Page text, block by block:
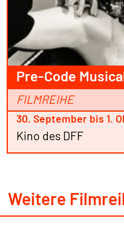
Pre-Code
FILMREIHE
30. September bis 1.
Kino des DFF
Weitere